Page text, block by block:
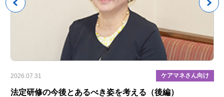
2026.07.31 ケアマネさん向け
法定研修の今後とあるべき姿を考える（後編）